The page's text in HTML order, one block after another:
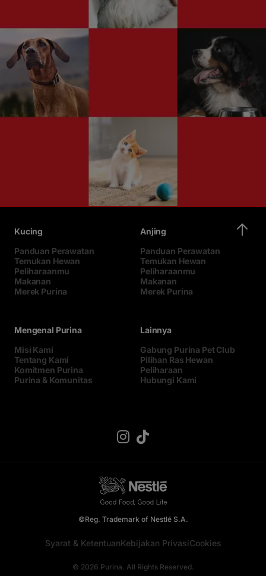
Kucing
Panduan Perawatan
Temukan Hewan
Peliharaanmu
Makanan
Merek Purina
Anjing
Panduan Perawatan
Temukan Hewan
Peliharaanmu
Makanan
Merek Purina
Mengenal Purina
Misi Kami
Tentang Kami
Komitmen Purina
Purina & Komunitas
Lainnya
Gabung Purina Pet Club
Pilihan Ras Hewan
Peliharaan
Hubungi Kami
©Reg. Trademark of Nestlé S.A.
Syarat & KetentuanKebijakan PrivasiCookies
© 2026 Purina. All Rights Reserved.